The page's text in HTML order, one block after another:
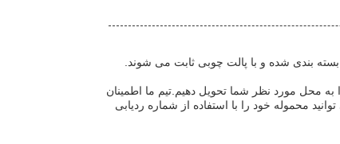
بندی شده و با پالت چوبی ثابت می شوند.
به محل مورد نظر شما تحویل دهیم.تیم ما اطمینان
محموله خود را با استفاده از شماره ردیابی